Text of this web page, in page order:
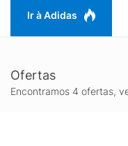
Ir à Adidas
Ofertas
Encontramos 4 ofertas,